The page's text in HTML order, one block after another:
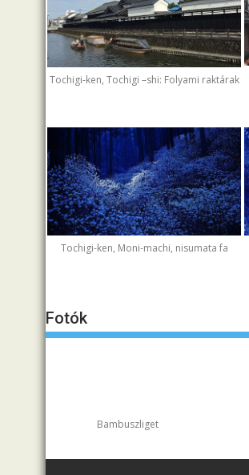
Tochigi-ken, Tochigi –shi: Folyami raktárak
Tochigi-ken, Moni-machi, nisumata fa
Fotók
Bambuszliget